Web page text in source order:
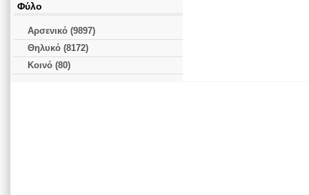
Φύλο
Αρσενικό (9897)
Θηλυκό (8172)
Κοινό (80)